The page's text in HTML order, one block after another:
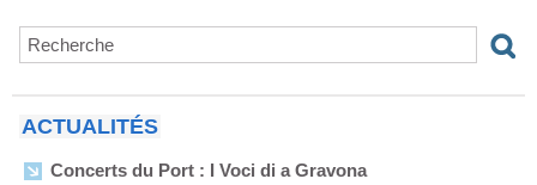
ACTUALITÉS